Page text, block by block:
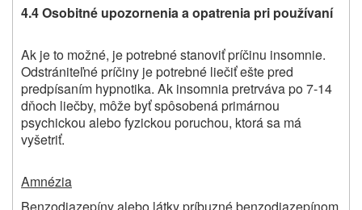
4.4 Osobitné upozornenia a opatrenia pri používaní
Ak je to možné, je potrebné stanoviť príčinu insomnie.
Odstrániteľné príčiny je potrebné liečiť ešte pred
predpísaním hypnotika. Ak insomnia pretrváva po 7-14
dňoch liečby, môže byť spôsobená primárnou
psychickou alebo fyzickou poruchou, ktorá sa má
vyšetriť.
Amnézia
Benzodiazepíny alebo látky príbuzné benzodiazepínom